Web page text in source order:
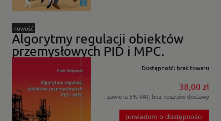
Algorytmy regulacji obiektów
przemysłowych PID i MPC.
Dostępność: brak towaru
38,00 zł
zawiera 5% VAT, bez kosztów dostawy
powiadom o dostępności
nowość